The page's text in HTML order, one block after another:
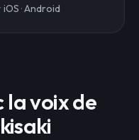
iOS ·Android
la voix de